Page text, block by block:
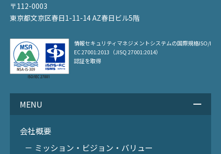
〒112-0003
東京都文京区春日1-11-14 AZ春日ビル5階
情報セキュリティマネジメントシステムの国際規格ISO/I
EC 27001:2013（JISQ 27001:2014）
認証を取得
MENU
会社概要
－ ミッション・ビジョン・バリュー